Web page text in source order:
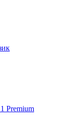
Premium